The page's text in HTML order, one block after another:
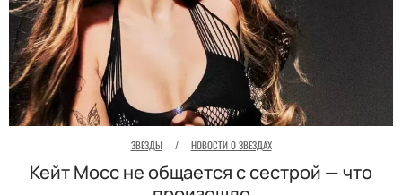
ЗВЕЗДЫ / НОВОСТИ О ЗВЕЗДАХ
Кейт Мосс не общается с сестрой — что